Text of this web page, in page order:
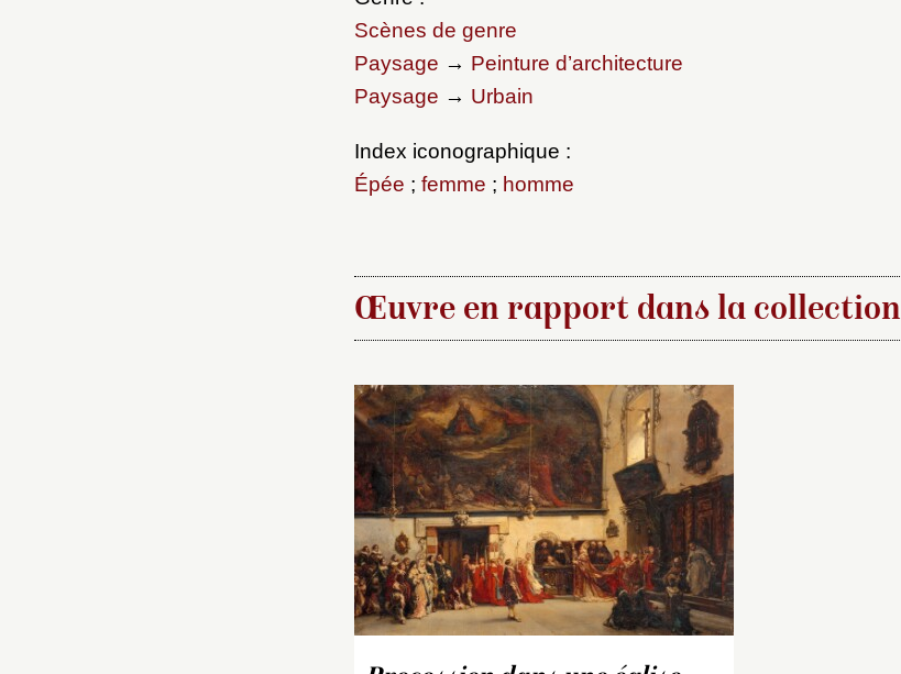
Scènes de genre
Paysage → Peinture d’architecture
Paysage → Urbain
Index iconographique :
Épée ; femme ; homme
Œuvre en rapport dans la collection